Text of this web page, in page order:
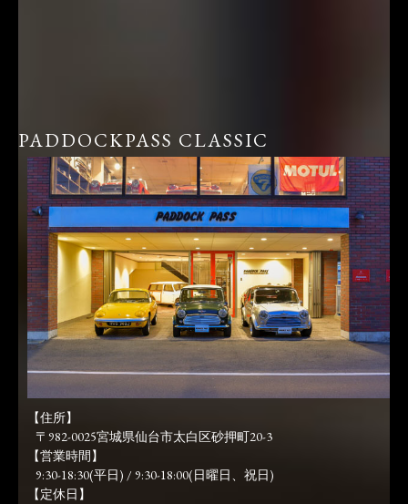
PADDOCKPASS CLASSIC
【住所】
〒982-0025宮城県仙台市太白区砂押町20-3
【営業時間】
9:30-18:30(平日) / 9:30-18:00(日曜日、祝日)
【定休日】